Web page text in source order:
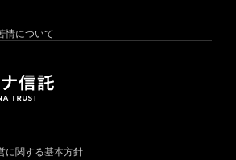
情について
に関する基本方針